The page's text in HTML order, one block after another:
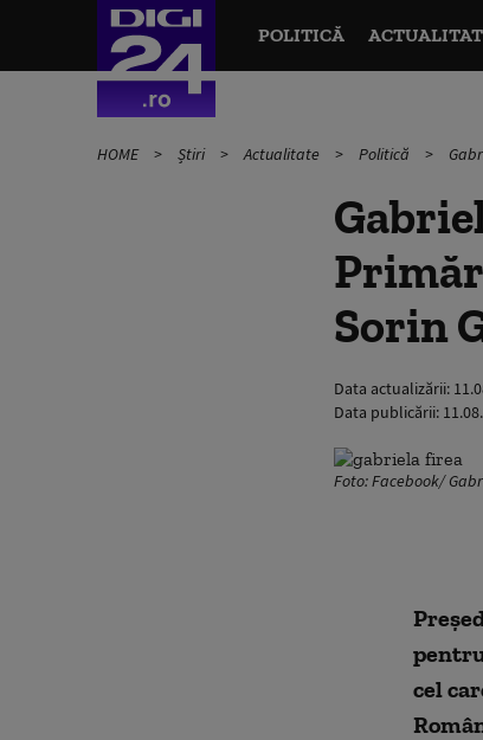
POLITICĂ
HOME Știri Actualitate Politică
Sorin
Data actualizării:
Data publicării:
Foto: Facebook/
cel